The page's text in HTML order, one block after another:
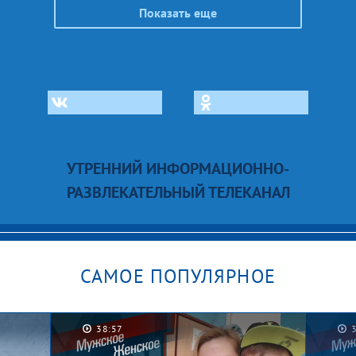
Показать еще
УТРЕННИЙ ИНФОРМАЦИОННО-
РАЗВЛЕКАТЕЛЬНЫЙ ТЕЛЕКАНАЛ
САМОЕ ПОПУЛЯРНОЕ
38:57